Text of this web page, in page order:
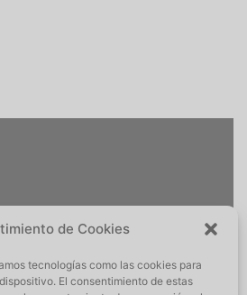
de Cookies
tecnologías como las cookies para
El consentimiento de estas